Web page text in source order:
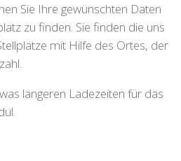
Sie Ihre gewünschten Daten
zu finden. Sie finden die uns
mit Hilfe des Ortes, der
längeren Ladezeiten für das